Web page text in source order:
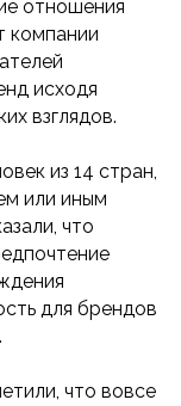
отношения
компании
исходя
взглядов.
из 14 стран,
или иным
что
для брендов
что вовсе